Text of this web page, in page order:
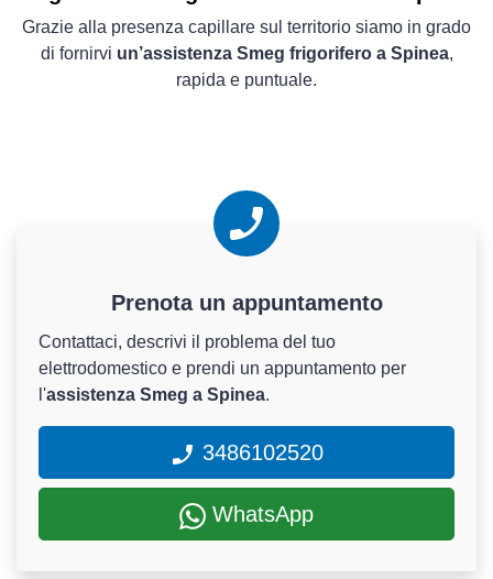
Grazie alla presenza capillare sul territorio siamo in grado
di fornirvi un’assistenza Smeg frigorifero a Spinea,
rapida e puntuale.
Prenota un appuntamento
Contattaci, descrivi il problema del tuo
elettrodomestico e prendi un appuntamento per
l'assistenza Smeg a Spinea.
3486102520
WhatsApp